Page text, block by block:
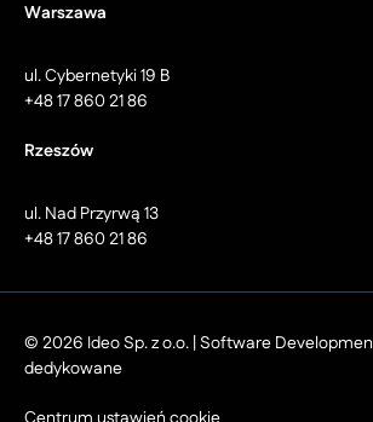
Warszawa
ul. Cybernetyki 19 B
+48 17 860 21 86
Rzeszów
ul. Nad Przyrwą 13
+48 17 860 21 86
© 2026 Ideo Sp. z o.o. | Software
dedykowane